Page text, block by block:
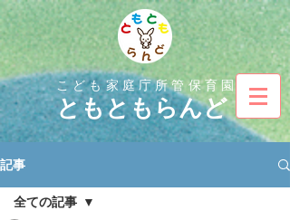
こども家庭庁所管保育園
ともともらんど
記事
全ての記事